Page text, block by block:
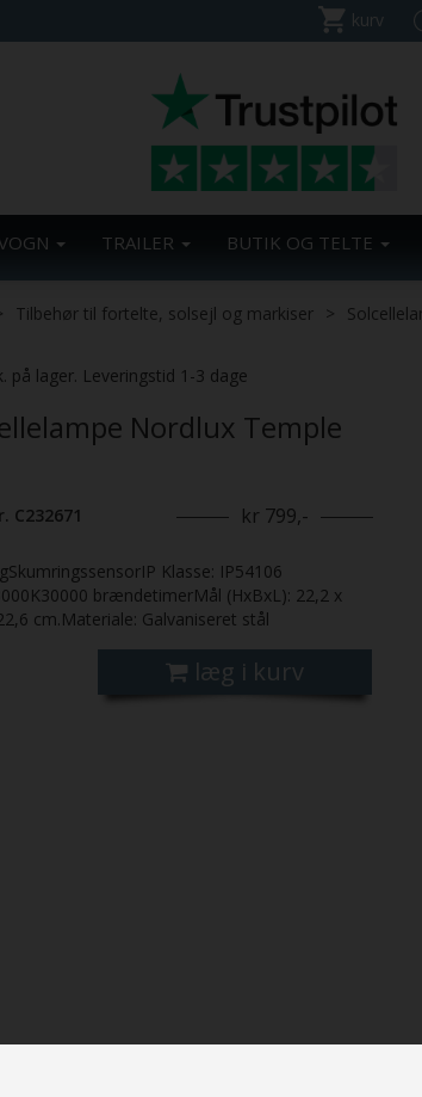
kurv
TRAILER BUTIK OG TELTE
Tilbehør til fortelte, solsejl og markiser
på lager. Leveringstid 1-3 dage
Nordlux Temple
C232671 kr 799,-
Klasse: IP54106
brændetimerMål (HxBxL): 22,2 x
cm.Materiale: Galvaniseret stål
læg i kurv